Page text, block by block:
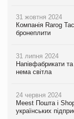
31 жовтня 2024
Компанія Rarog
бронеплити
31 липня 2024
Напівфабрикати
нема світла
24 червня 2024
Meest Пошта і
українських